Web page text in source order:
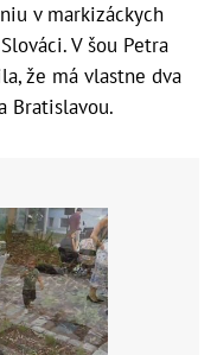
v markizáckych
V šou Petra
že má vlastne dva
Bratislavou.